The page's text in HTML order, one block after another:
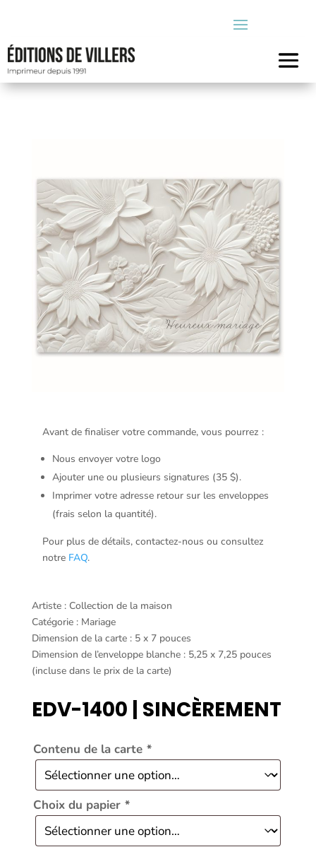
Avant de finaliser votre commande, vous pourrez :
Nous envoyer votre logo
Ajouter une ou plusieurs signatures (35 $).
Imprimer votre adresse retour sur les enveloppes
(frais selon la quantité).
Pour plus de détails, contactez-nous ou consultez
notre FAQ.
Artiste : Collection de la maison
Catégorie : Mariage
Dimension de la carte : 5 x 7 pouces
Dimension de l’enveloppe blanche : 5,25 x 7,25 pouces
(incluse dans le prix de la carte)
EDV-1400 | SINCÈREMENT
Contenu de la carte *
Choix du papier *